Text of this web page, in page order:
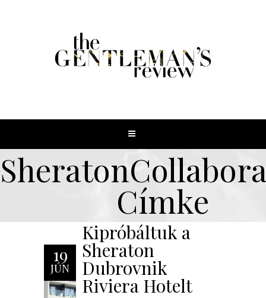
Címke
19
JÚN
Kipróbáltuk a
Sheraton
Dubrovnik
Riviera Hotelt